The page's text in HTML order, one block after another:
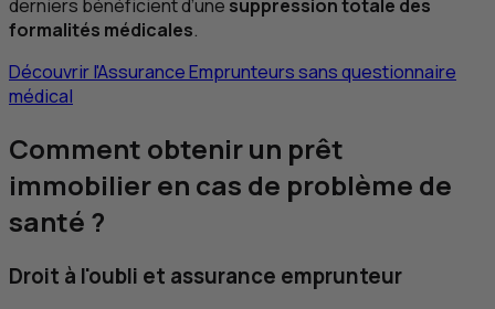
derniers bénéficient d’une suppression totale des
formalités médicales.
Découvrir l'Assurance Emprunteurs sans questionnaire
médical
Comment obtenir un prêt
immobilier en cas de problème de
santé ?
Droit à l'oubli et assurance emprunteur